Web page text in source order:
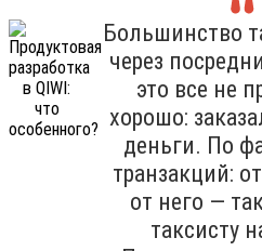
Большинство
через
это все не
хорошо:
деньги. По
транзакций:
от него —
таксисту